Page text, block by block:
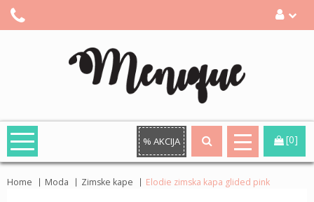
% AKCIJA [0]
Home Moda Zimske kape Elodie zimska kapa glided pink